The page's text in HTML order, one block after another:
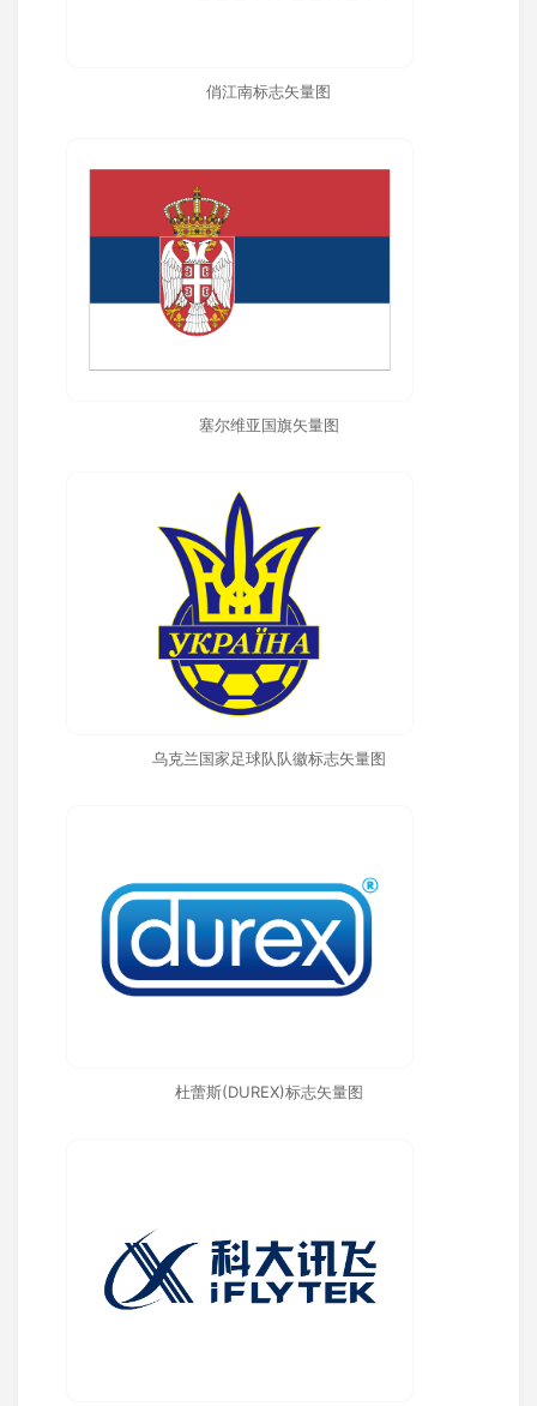
俏江南标志矢量图
塞尔维亚国旗矢量图
乌克兰国家足球队队徽标志矢量图
杜蕾斯(DUREX)标志矢量图